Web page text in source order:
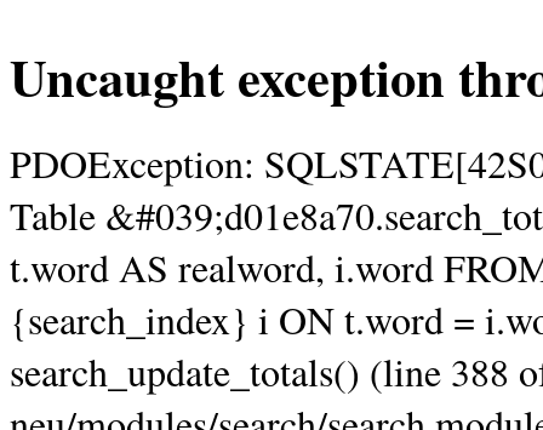
Uncaught exception
PDOException:
Table
t.word AS realword, i.word
{search_index} i ON t.word =
search_update_totals() (line 388